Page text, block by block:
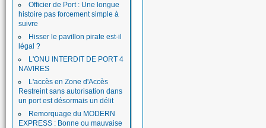
Officier de Port : Une longue
histoire pas forcement simple à
suivre
Hisser le pavillon pirate est-il
légal ?
L'ONU INTERDIT DE PORT 4
NAVIRES
L'accès en Zone d'Accès
Restreint sans autorisation dans
un port est désormais un délit
Remorquage du MODERN
EXPRESS : Bonne ou mauvaise